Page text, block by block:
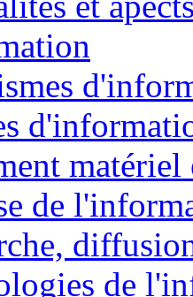
matériel
de
de